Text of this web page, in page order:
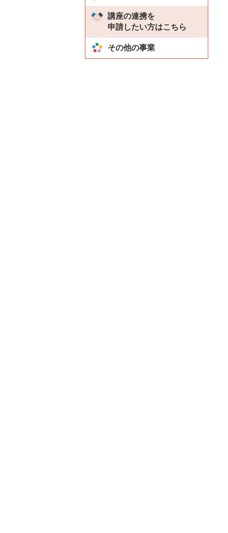
講座の連携を
申請したい方はこちら
その他の事業